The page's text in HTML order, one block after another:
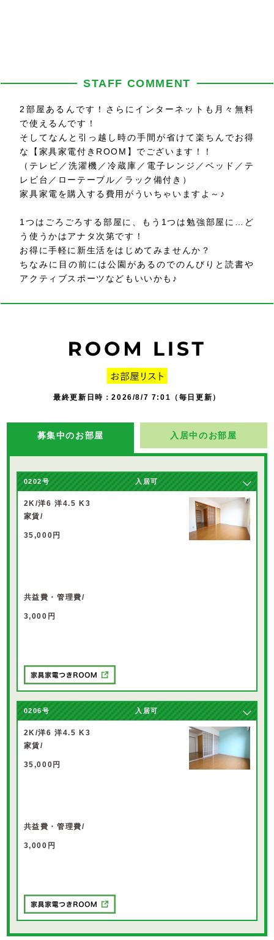
STAFF COMMENT
2部屋あるんです！さらにインターネットも月々無料
で使えるんです！
そしてなんと引っ越し時の手間が省けて楽ちんでお得
な【家具家電付きROOM】でございます！！
（テレビ／洗濯機／冷蔵庫／電子レンジ／ベッド／テ
レビ台／ローテーブル／ラック備付き）
家具家電を購入する費用がういちゃいますよ～♪
1つはごろごろする部屋に、もう1つは勉強部屋に…ど
う使うかはアナタ次第です！
お得に手軽に新生活をはじめてみませんか？
ちなみに目の前には公園があるのでのんびりと読書や
アクティブスポーツなどもいいかも♪
最終更新日時：2026/8/7 7:01（毎日更新）
募集中のお部屋 入居中のお部屋
0202号 入居可
2K/洋6 洋4.5 K3
家賃/
35,000円
共益費・管理費/
3,000円
0206号 入居可
2K/洋6 洋4.5 K3
家賃/
35,000円
共益費・管理費/
3,000円